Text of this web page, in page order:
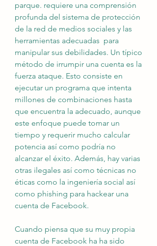
parque. requiere una comprensión
profunda del sistema de protección
de la red de medios sociales y las
herramientas adecuadas  para
manipular sus debilidades. Un típico
método de irrumpir una cuenta es la
fuerza ataque. Esto consiste en
ejecutar un programa que intenta
millones de combinaciones hasta
que encuentra la adecuado, aunque
este enfoque puede tomar un
tiempo y requerir mucho calcular
potencia así como podría no
alcanzar el éxito. Además, hay varias
otras ilegales así como técnicas no
éticas como la ingeniería social así
como phishing para hackear una
cuenta de Facebook.
Cuando piensa que su muy propia
cuenta de Facebook ha ha sido